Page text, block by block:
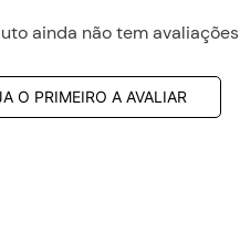
ainda não tem avaliações
O PRIMEIRO A AVALIAR